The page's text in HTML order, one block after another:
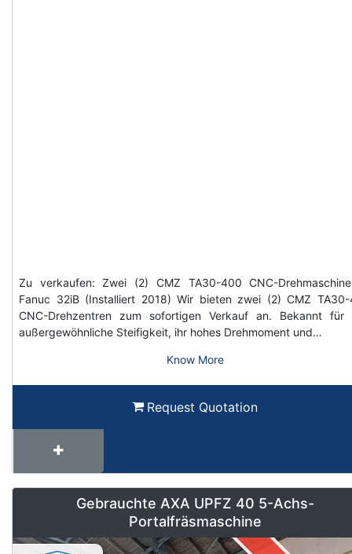
Zu verkaufen: Zwei (2) CMZ TA30-400 CNC-
Fanuc 32iB (Installiert 2018) Wir bieten zwei (2) CMZ
CNC-Drehzentren zum sofortigen Verkauf an. Bekannt für
außergewöhnliche Steifigkeit, ihr hohes Drehmoment und…
Know More
Request Quotation
Gebrauchte AXA UPFZ 40 5-Achs-
Portalfräsmaschine